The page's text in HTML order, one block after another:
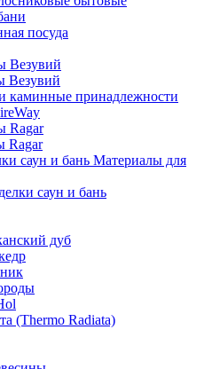
посуда
Везувий
Везувий
каминные принадлежности
Ragar
Ragar
Материалы для
саун и бань
дуб
(Thermo Radiata)